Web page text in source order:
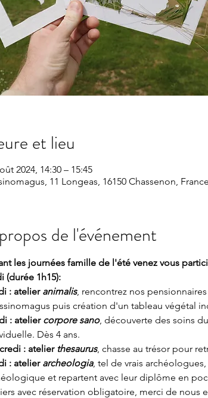
et lieu
2024, 14:30 – 15:45
11 Longeas, 16150 Chassenon, France
de l'événement
les journées famille de l'été venez vous
(durée 1h15):
: atelier animalis, rencontrez nos
puis création d'un tableau végétal
: atelier corpore sano, découverte des soins
Dès 4 ans.
: atelier thesaurus, chasse au trésor pour
: atelier archeologia, tel de vrais
et repartent avec leur diplôme en
avec réservation obligatoire, merci de nous